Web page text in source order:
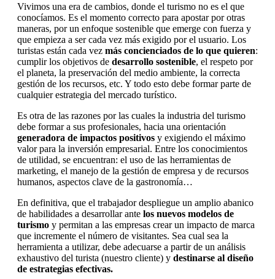
Vivimos una era de cambios, donde el turismo no es el que
conocíamos. Es el momento correcto para apostar por otras
maneras, por un enfoque sostenible que emerge con fuerza y
que empieza a ser cada vez más exigido por el usuario. Los
turistas están cada vez más concienciados de lo que quieren:
cumplir los objetivos de desarrollo sostenible, el respeto por
el planeta, la preservación del medio ambiente, la correcta
gestión de los recursos, etc. Y todo esto debe formar parte de
cualquier estrategia del mercado turístico.
Es otra de las razones por las cuales la industria del turismo
debe formar a sus profesionales, hacia una orientación
generadora de impactos positivos y exigiendo el máximo
valor para la inversión empresarial. Entre los conocimientos
de utilidad, se encuentran: el uso de las herramientas de
marketing, el manejo de la gestión de empresa y de recursos
humanos, aspectos clave de la gastronomía…
En definitiva, que el trabajador despliegue un amplio abanico
de habilidades a desarrollar ante los nuevos modelos de
turismo y permitan a las empresas crear un impacto de marca
que incremente el número de visitantes. Sea cual sea la
herramienta a utilizar, debe adecuarse a partir de un análisis
exhaustivo del turista (nuestro cliente) y destinarse al diseño
de estrategias efectivas.